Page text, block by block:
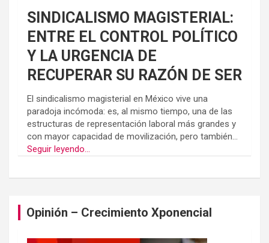
SINDICALISMO MAGISTERIAL:
ENTRE EL CONTROL POLÍTICO
Y LA URGENCIA DE
RECUPERAR SU RAZÓN DE SER
El sindicalismo magisterial en México vive una
paradoja incómoda: es, al mismo tiempo, una de las
estructuras de representación laboral más grandes y
con mayor capacidad de movilización, pero también...
Seguir leyendo...
Opinión – Crecimiento Xponencial